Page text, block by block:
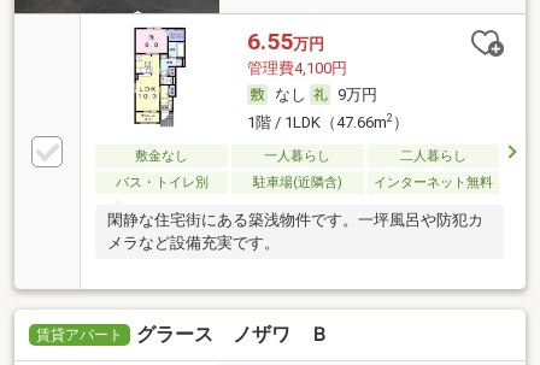
6.55万円
管理費4,100円
なし
9万円
1階 / 1LDK（47.66m2）
敷金なし 一人暮らし
二人暮らし
バス・トイレ別
駐車場(近隣含) インターネット無料
閑静な住宅街にある築浅物件です。一坪風呂や防犯カ
メラなど設備充実です。
賃貸アパート グラース ノザワ Ｂ